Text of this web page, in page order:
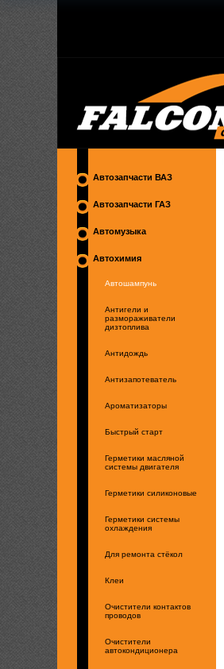
Автозапчасти ВАЗ
Автозапчасти ГАЗ
Автомузыка
Автохимия
Автошампунь
Антигели и
размораживатели
дизтоплива
Антидождь
Антизапотеватель
Ароматизаторы
Быстрый старт
Герметики масляной
системы двигателя
Герметики силиконовые
Герметики системы
охлаждения
Для ремонта стёкол
Клеи
Очистители контактов
проводов
Очистители
автокондиционера